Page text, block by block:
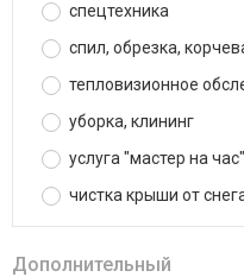
спецтехника
спил, обрезка,
тепловизионное
уборка, клининг
услуга "мастер на час"
чистка крыши от
Дополнительный